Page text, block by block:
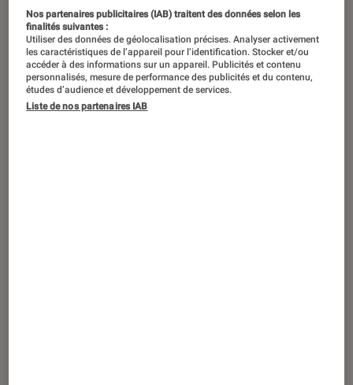
Amélie Nothomb, Sophie Divry, Line
Papin : les autrices les plus attendues de
ARTICLE
Livres / BD • 03 juil. 2026
Nos partenaires publicitaires (IAB) traitent des données selon les
finalités suivantes :
Utiliser des données de géolocalisation précises. Analyser activement
les caractéristiques de l’appareil pour l’identification. Stocker et/ou
accéder à des informations sur un appareil. Publicités et contenu
personnalisés, mesure de performance des publicités et du contenu,
études d’audience et développement de services.
Liste de nos partenaires IAB